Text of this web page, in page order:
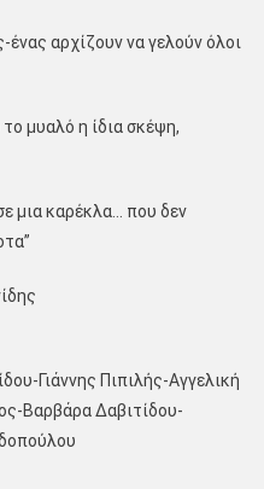
ένας αρχίζουν να γελούν όλοι
μυαλό η ίδια σκέψη,
μια καρέκλα… που δεν
Γιάννης Πιπιλής-Αγγελική
Βαρβάρα Δαβιτίδου-